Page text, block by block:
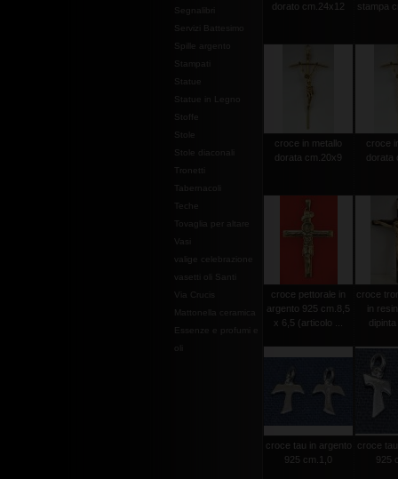
Segnalibri
Servizi Battesimo
Spille argento
Stampati
Statue
Statue in Legno
Stoffe
Stole
Stole diaconali
Tabernacoli
valige celebrazione
Mattonella ceramica
Essenze e profumi e
dorato cm.24x12
stampa
croce in metallo
dorata cm.20x9
croce
dorata
croce pettorale in
argento 925 cm.8,5
x 6,5 (articolo ...
croce
in
croce tau in argento
925 cm.1,0
croce
925